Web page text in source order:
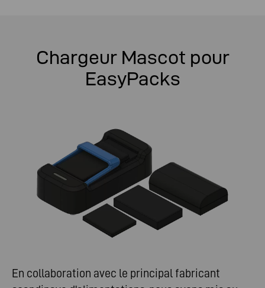
Chargeur Mascot pour
EasyPacks
En collaboration avec le principal fabricant